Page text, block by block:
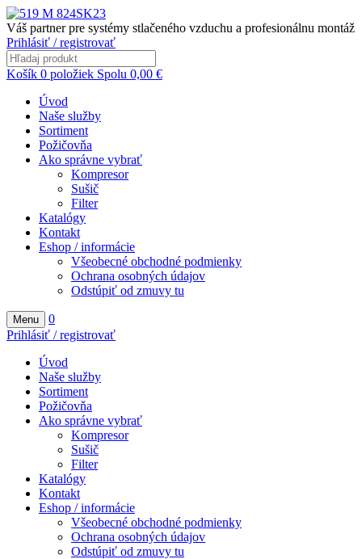
Váš partner pre systémy stlačeného vzduchu a profesionálnu montáž
Prihlásiť / registrovať
Košík 0 položiek Spolu 0,00 €
Úvod
Naše služby
Sortiment
Požičovňa
Ako správne vybrať
Kompresor
Sušič
Filter
Katalógy
Kontakt
Eshop / informácie
Všeobecné obchodné podmienky
Ochrana osobných údajov
Odstúpiť od zmuvy tu
Menu
0
Prihlásiť / registrovať
Úvod
Naše služby
Sortiment
Požičovňa
Ako správne vybrať
Kompresor
Sušič
Filter
Katalógy
Kontakt
Eshop / informácie
Všeobecné obchodné podmienky
Ochrana osobných údajov
Odstúpiť od zmuvy tu